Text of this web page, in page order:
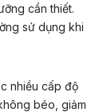
cần thiết.
sử dụng khi
nhiều cấp độ
béo, giảm